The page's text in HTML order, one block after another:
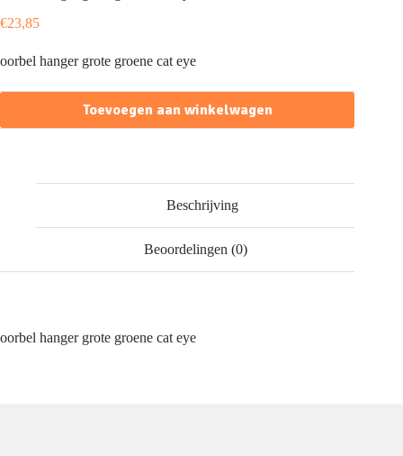
€23,85
oorbel hanger grote groene cat eye
Toevoegen aan winkelwagen
Beschrijving
Beoordelingen (0)
oorbel hanger grote groene cat eye